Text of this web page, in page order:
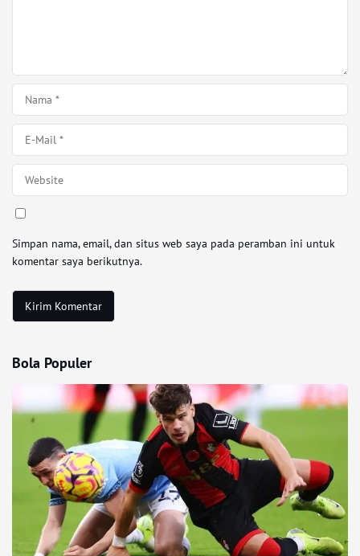
Simpan nama, email, dan situs web saya pada peramban ini untuk
komentar saya berikutnya.
Bola Populer